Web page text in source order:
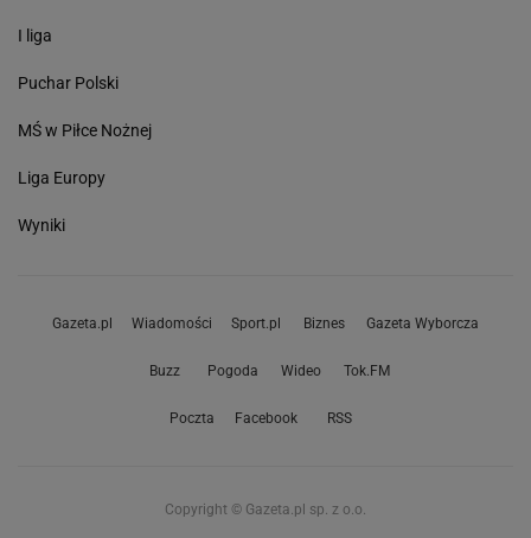
I liga
Puchar Polski
MŚ w Piłce Nożnej
Liga Europy
Wyniki
Gazeta.pl Wiadomości Sport.pl Biznes Gazeta Wyborcza
Buzz Pogoda Wideo Tok.FM
Poczta Facebook RSS
Copyright © Gazeta.pl sp. z o.o.